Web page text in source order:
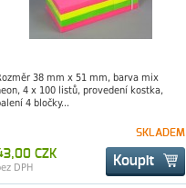
38 mm x 51 mm, barva mix
4 x 100 listů, provedení kostka,
4 bločky...
Koupit
SKLADEM
CZK
DPH